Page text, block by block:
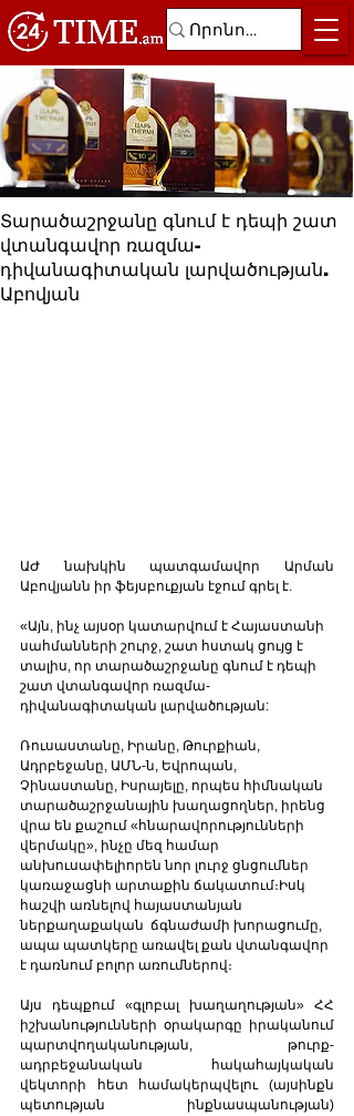
Տարածաշրջանը գնում է դեպի շատ
վտանգավոր ռազմա-
դիվանագիտական լարվածության.
Աբովյան
ԱԺ նախկին պատգամավոր Արման
Աբովյանն իր ֆեյսբուքյան էջում գրել է.
«Այն, ինչ այսօր կատարվում է Հայաստանի
սահմանների շուրջ, շատ հստակ ցույց է
տալիս, որ տարածաշրջանը գնում է դեպի
շատ վտանգավոր ռազմա-
դիվանագիտական լարվածության:
Ռուսաստանը, Իրանը, Թուրքիան,
Ադրբեջանը, ԱՄՆ-ն, Եվրոպան,
Չինաստանը, Իսրայելը, որպես հիմնական
տարածաշրջանային խաղացողներ, իրենց
վրա են քաշում « հնարավորությունների
վերմակը», ինչը մեզ համար
անխուսափելիորեն նոր լուրջ ցնցումներ
կառաջացնի արտաքին ճակատում։Իսկ
հաշվի առնելով հայաստանյան
ներքաղաքական  ճգնաժամի խորացումը,
ապա պատկերը առավել քան վտանգավոր
է դառնում բոլոր առումներով։
Այս դեպքում «գլոբալ խաղաղության» ՀՀ
իշխանությունների օրակարգը իրականում
պարտվողականության, թուրք-
ադրբեջանական հակահայկական
վեկտորի հետ համակերպվելու (այսինքն
պետության ինքնասպանության)